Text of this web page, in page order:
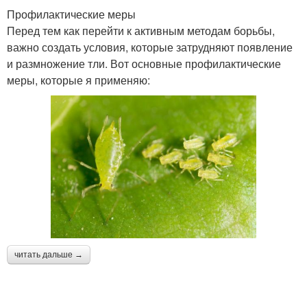
Профилактические меры
Перед тем как перейти к активным методам борьбы,
важно создать условия, которые затрудняют появление
и размножение тли. Вот основные профилактические
меры, которые я применяю:
читать дальше →